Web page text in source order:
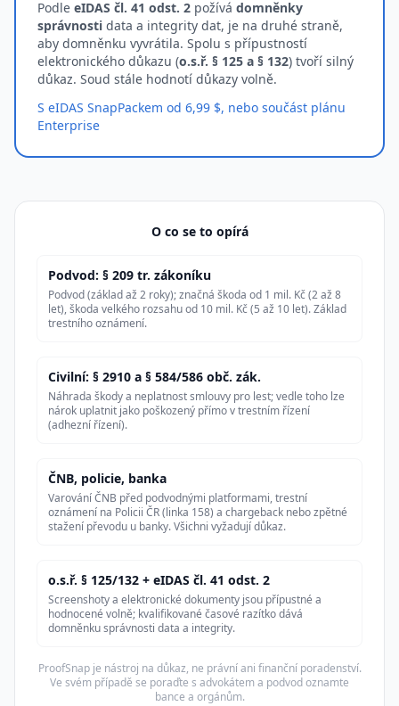
Podle eIDAS čl. 41 odst. 2 požívá domněnky
správnosti data a integrity dat, je na druhé straně,
aby domněnku vyvrátila. Spolu s přípustností
elektronického důkazu (o.s.ř. § 125 a § 132) tvoří silný
důkaz. Soud stále hodnotí důkazy volně.
S eIDAS SnapPackem od 6,99 $, nebo součást plánu
Enterprise
O co se to opírá
Podvod: § 209 tr. zákoníku
Podvod (základ až 2 roky); značná škoda od 1 mil. Kč (2 až 8
let), škoda velkého rozsahu od 10 mil. Kč (5 až 10 let). Základ
trestního oznámení.
Civilní: § 2910 a § 584/586 obč. zák.
Náhrada škody a neplatnost smlouvy pro lest; vedle toho lze
nárok uplatnit jako poškozený přímo v trestním řízení
(adhezní řízení).
ČNB, policie, banka
Varování ČNB před podvodnými platformami, trestní
oznámení na Policii ČR (linka 158) a chargeback nebo zpětné
stažení převodu u banky. Všichni vyžadují důkaz.
o.s.ř. § 125/132 + eIDAS čl. 41 odst. 2
Screenshoty a elektronické dokumenty jsou přípustné a
hodnocené volně; kvalifikované časové razítko dává
domněnku správnosti data a integrity.
ProofSnap je nástroj na důkaz, ne právní ani finanční poradenství.
Ve svém případě se poraďte s advokátem a podvod oznamte
bance a orgánům.